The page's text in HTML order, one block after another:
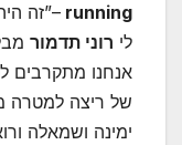
running –”זה
לי רוני תדמור
של ריצה למטרה
ימינה ושמאלה